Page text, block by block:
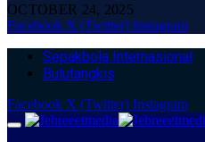
OCTOBER 24, 2025
Facebook X (Twitter) Instagram
Sepakbola Internasional
Bulutangkis
Facebook X (Twitter) Instagram